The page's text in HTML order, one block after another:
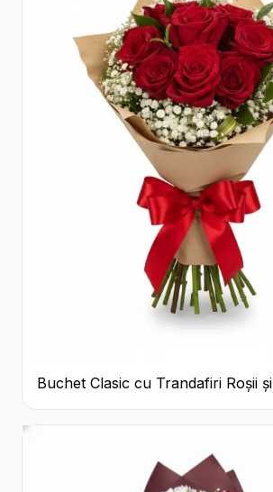
Buchet Clasic cu Trandafiri Roșii și
Gypsophila